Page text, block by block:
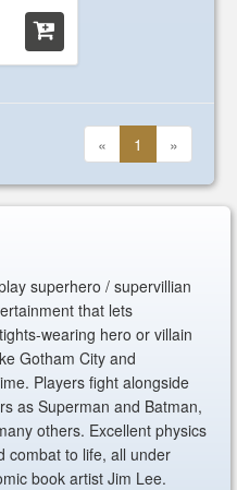
« 1 »
superhero / supervillian
that lets
wearing hero or villain
Gotham City and
Players fight alongside
as Superman and Batman,
others. Excellent physics
combat to life, all under
book artist Jim Lee.